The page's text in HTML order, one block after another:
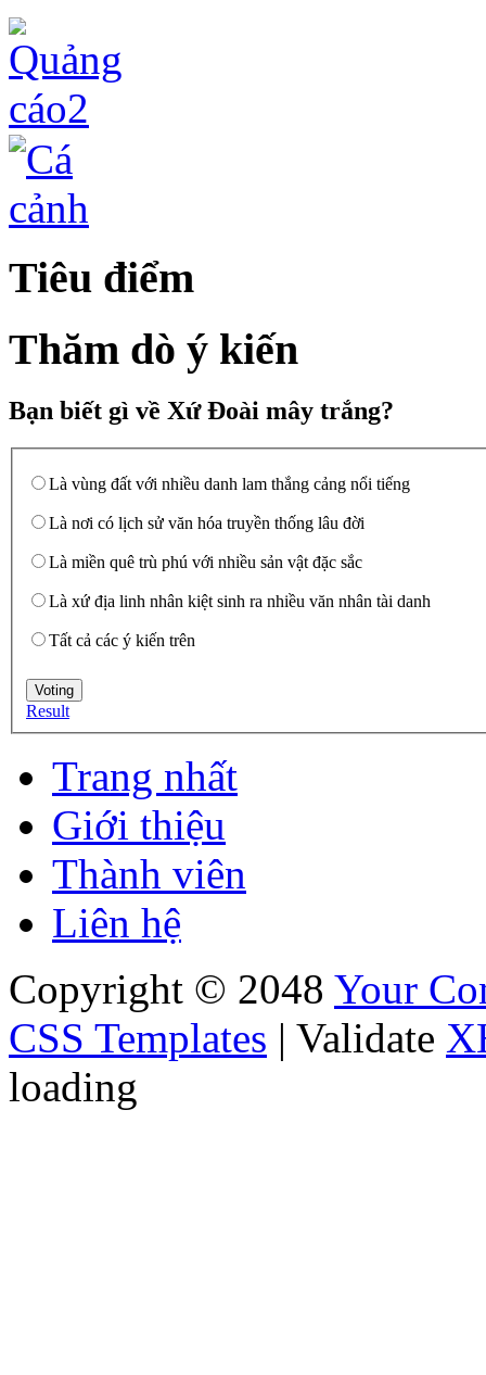
Tiêu điểm
Thăm dò ý kiến
Bạn biết gì về Xứ Đoài mây trắng?
Là vùng đất với nhiều danh lam thắng cảng nổi tiếng
Là nơi có lịch sử văn hóa truyền thống lâu đời
Là miền quê trù phú với nhiều sản vật đặc sắc
Là xứ địa linh nhân kiệt sinh ra nhiều văn nhân tài danh
Tất cả các ý kiến trên
Result
Trang nhất
Giới thiệu
Thành viên
Liên hệ
Copyright © 2048 Your
CSS Templates | Validate
loading